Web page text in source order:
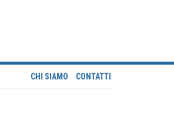
CHI SIAMO CONTATTI